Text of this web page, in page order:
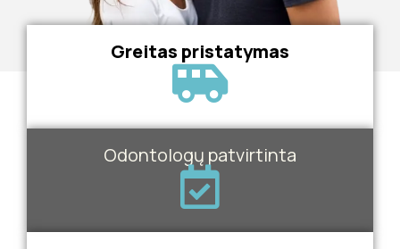
Greitas pristatymas
Odontologų patvirtinta